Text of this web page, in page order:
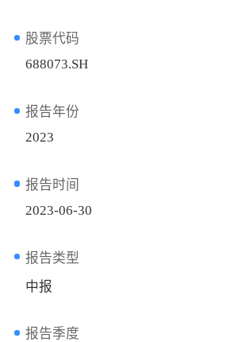
股票代码
688073.SH
报告年份
2023
报告时间
2023-06-30
报告类型
中报
报告季度